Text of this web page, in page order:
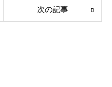
次の記事